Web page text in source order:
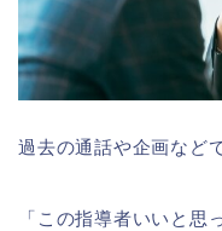
過去の通話や企画など
「この指導者いいと思